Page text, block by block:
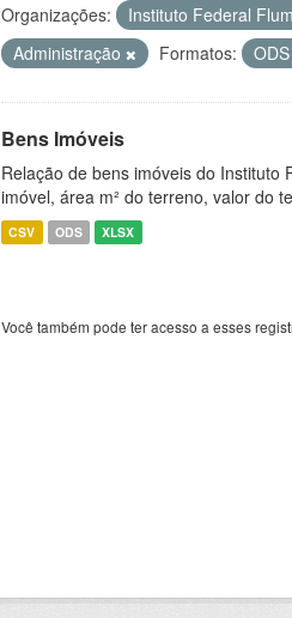
Organizações: Instituto Federal
Administração
Formatos: ODS
Bens Imóveis
Relação de bens imóveis do Instituto
imóvel, área m² do terreno, valor do
CSV ODS XLSX
Você também pode ter acesso a esses